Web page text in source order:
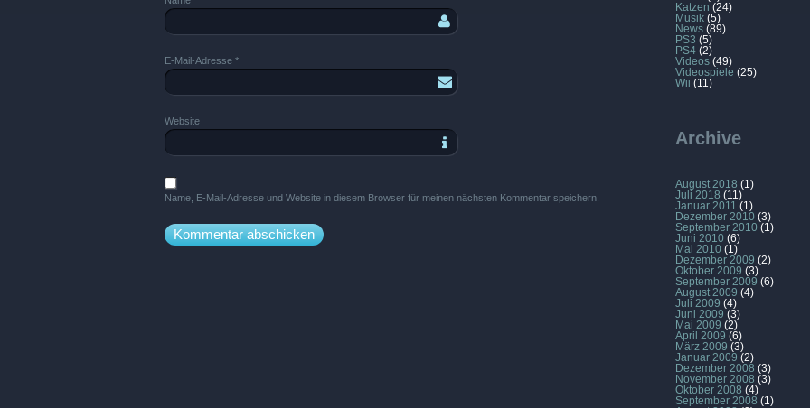
E-Mail-Adresse *
Website
Name, E-Mail-Adresse und Website in diesem Browser für meinen nächsten Kommentar speichern.
Katzen (24)
Musik (5)
News (89)
PS3 (5)
PS4 (2)
Videos (49)
Videospiele (25)
Wii (11)
Archive
August 2018 (1)
Juli 2018 (11)
Januar 2011 (1)
Dezember 2010 (3)
September 2010 (1)
Juni 2010 (6)
Mai 2010 (1)
Dezember 2009 (2)
Oktober 2009 (3)
September 2009 (6)
August 2009 (4)
Juli 2009 (4)
Juni 2009 (3)
Mai 2009 (2)
April 2009 (6)
März 2009 (3)
Januar 2009 (2)
Dezember 2008 (3)
November 2008 (3)
Oktober 2008 (4)
September 2008 (1)